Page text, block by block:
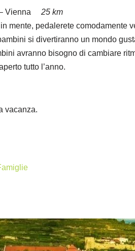
Vienna 25 km
mente, pedalerete comodamente
si divertiranno un mondo
avranno bisogno di cambiare
tutto l’anno.
vacanza.